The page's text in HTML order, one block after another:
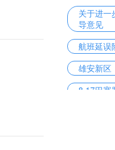
关于进一
导意见
航班延误
雄安新区
8·17巴